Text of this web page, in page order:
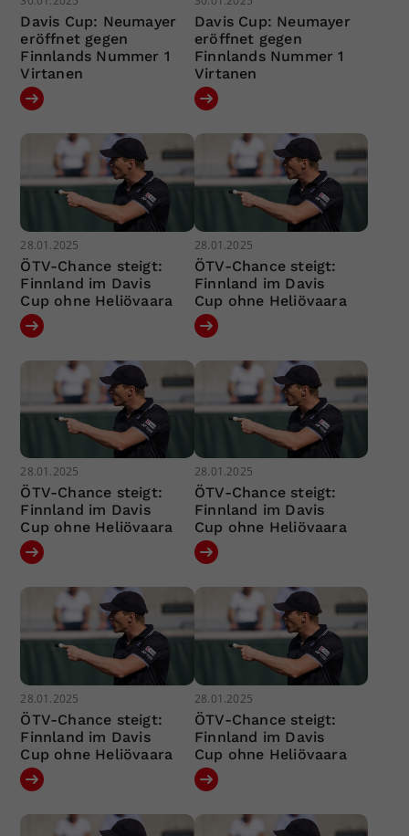
Davis Cup: Neumayer
eröffnet gegen
Finnlands Nummer 1
Virtanen
Davis Cup: Neumayer
eröffnet gegen
Finnlands Nummer 1
Virtanen
28.01.2025
ÖTV-Chance steigt:
Finnland im Davis
Cup ohne Heliövaara
28.01.2025
ÖTV-Chance steigt:
Finnland im Davis
Cup ohne Heliövaara
28.01.2025
ÖTV-Chance steigt:
Finnland im Davis
Cup ohne Heliövaara
28.01.2025
ÖTV-Chance steigt:
Finnland im Davis
Cup ohne Heliövaara
28.01.2025
ÖTV-Chance steigt:
Finnland im Davis
Cup ohne Heliövaara
28.01.2025
ÖTV-Chance steigt:
Finnland im Davis
Cup ohne Heliövaara